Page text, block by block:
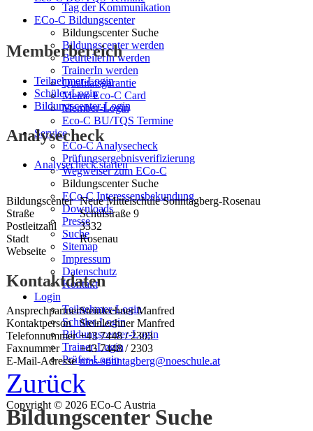
Tag der Kommunikation
ECo-C Bildungscenter
Bildungscenter Suche
Bildungscenter werden
BeurteilerIn werden
TrainerIn werden
Qualitätsgarantie
Meine Eco-C Card
Member-Login
Eco-C BU/TQS Termine
Service
ECo-C Analysecheck
Prüfungsergebnisverifizierung
Wegweiser zum ECo-C
Bildungscenter Suche
ECo-C Interessensbekundung
Downloads
Presse
Suche
Sitemap
Impressum
Datenschutz
Kontakt
Login
Teilnehmer-Login
Schüler-Login
Bildungscenter-Login
Trainer-Login
Prüfer-Login
Bildungscenter Suche
Memberbereich
Teilnehmer-Login
Schüler-Login
Bildungscenter-Login
Analysecheck
Analysecheck starten
Bildungscenter Neue Mittelschule Sonntagberg-Rosenau
Straße
Schulstraße 9
Postleitzahl
3332
Stadt
Rosenau
Webseite
Kontaktdaten
AnsprechpartnerSteinlechner Manfred
Kontaktperson
Steinlechner Manfred
Telefonnummer +43 7448 / 2303
Faxnummer
+43 7448 / 2303
E-Mail-Adresse nms-sonntagberg@noeschule.at
Zurück
Copyright © 2026 ECo-C Austria